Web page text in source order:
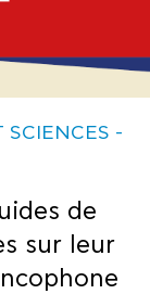
SCIENCES
de
sur leur